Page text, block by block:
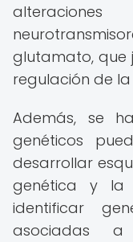
glutamato, que
regulación de
Además, se
genéticos
desarrollar
genética y la
identificar
asociadas